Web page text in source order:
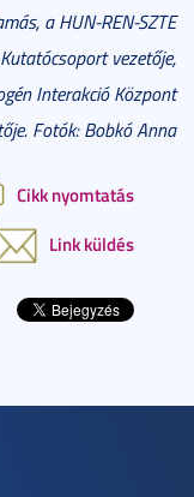
a HUN-REN-SZTE
vezetője,
Interakció Központ
Fotók: Bobkó Anna
Cikk nyomtatás
Link küldés